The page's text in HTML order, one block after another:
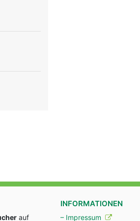
auf
INFORMATIONEN
– Impressum